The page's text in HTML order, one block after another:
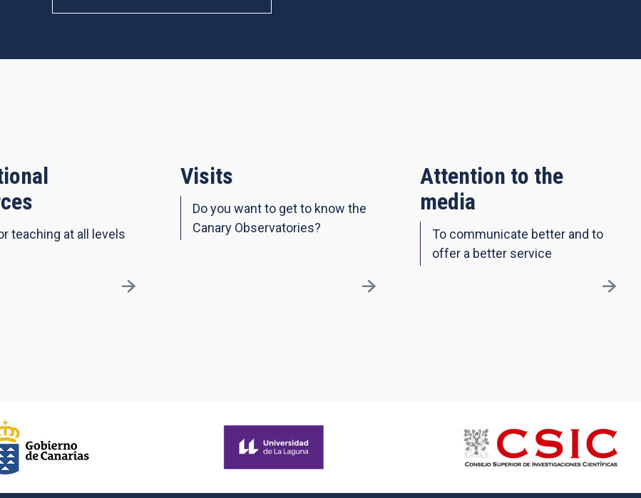
teaching at all levels
Visits
Do you want to get to know the
Canary Observatories?
Attention to the
media
To communicate better and to
offer a better service